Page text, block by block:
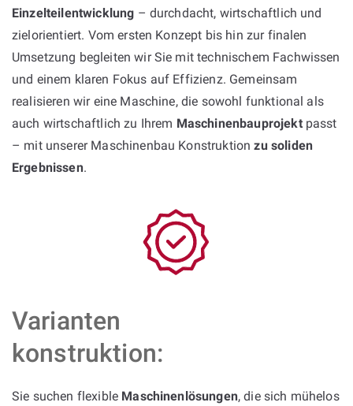
Einzelteilentwicklung – durchdacht, wirtschaftlich und
zielorientiert. Vom ersten Konzept bis hin zur finalen
Umsetzung begleiten wir Sie mit technischem Fachwissen
und einem klaren Fokus auf Effizienz. Gemeinsam
realisieren wir eine Maschine, die sowohl funktional als
auch wirtschaftlich zu Ihrem Maschinenbauprojektpasst
– mit unserer Maschinenbau Konstruktionzu soliden
Ergebnissen.
Varianten
konstruktion:
Sie suchen flexible Maschinenlösungen, die sich mühelos